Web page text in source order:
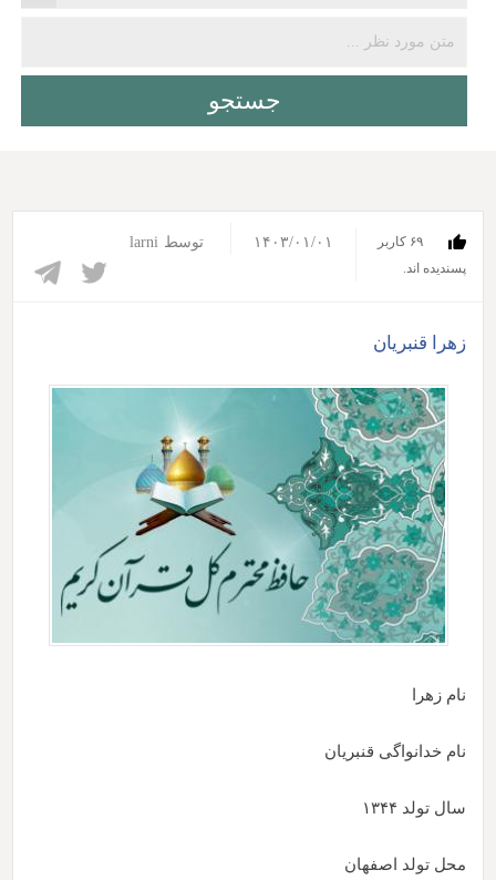
۶۹ کاربر
پسندیده اند.‎
۱۴۰۳/۰۱/۰۱ توسط larni
زهرا قنبریان
نام زهرا
نام خدانواگی قنبریان
سال تولد ۱۳۴۴
محل تولد اصفهان